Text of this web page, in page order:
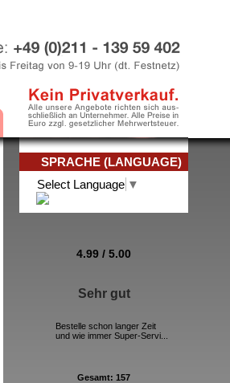
SPRACHE (LANGUAGE)
Select Language ▼
4.99 / 5.00
Sehr gut
Bestelle schon langer Zeit
und wie immer Super-Servi...
Gesamt: 157